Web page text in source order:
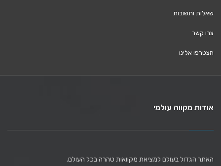
שאלות ותשובות
צרו קשר
הצטרפו אלינו
אודות מקווה עולמי
האתר הגדול בעולם למציאת מקוואות טהרה בכל העולם.